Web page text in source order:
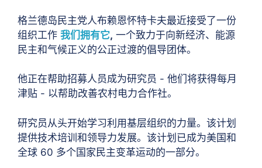
格兰德岛民主党人布赖恩怀特卡夫最近接受了一份
组织工作 我们拥有它, 一个致力于向新经济、能源
民主和气候正义的公正过渡的倡导团体。
他正在帮助招募人员成为研究员 - 他们将获得每月
津贴 - 以帮助改善农村电力合作社。
研究员从头开始学习利用基层组织的力量。该计划
提供技术培训和领导力发展。该计划已成为美国和
全球 60 多个国家民主变革运动的一部分。